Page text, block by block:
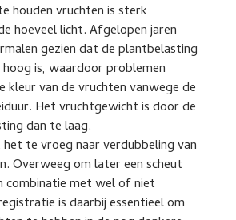
houden vruchten is sterk
hoeveel licht. Afgelopen jaren
gezien dat de plantbelasting
is, waardoor problemen
kleur van de vruchten vanwege de
Het vruchtgewicht is door de
dan te laag.
te vroeg naar verdubbeling van
Overweeg om later een scheut
combinatie met wel of niet
is daarbij essentieel om